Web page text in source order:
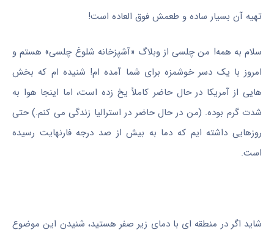
تهیه آن بسیار ساده و طعمش فوق العاده است!
سلام به همه! من چلسی از وبلاگ «آشپزخانه شلوغ چلسی» هستم و
امروز با یک دسر خوشمزه برای شما آمده ام! شنیده ام که بخش
هایی از آمریکا در حال حاضر کاملاً یخ زده است، اما اینجا هوا به
شدت گرم بوده. (من در حال حاضر در استرالیا زندگی می کنم.) حتی
روزهایی داشته ایم که دما به بیش از صد درجه فارنهایت رسیده
است.
شاید اگر در منطقه ای با دمای زیر صفر هستید، شنیدن این موضوع